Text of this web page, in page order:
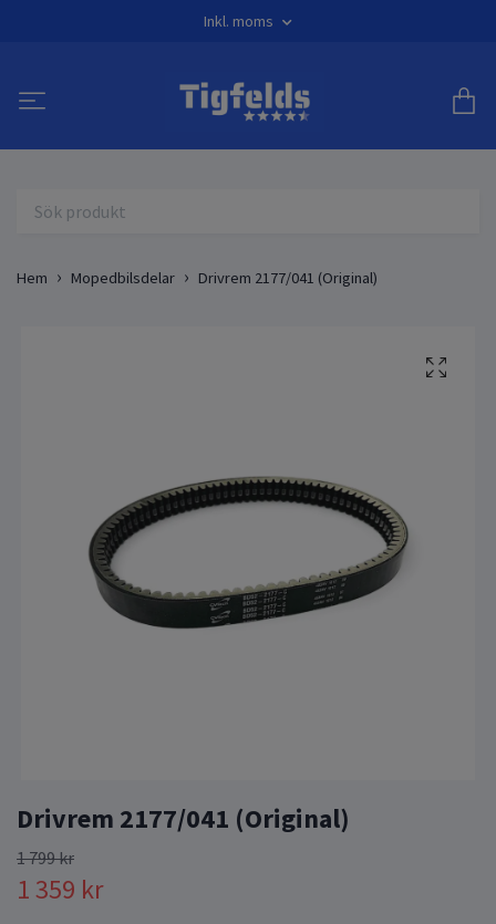
Inkl. moms
Hem Mopedbilsdelar Drivrem 2177/041 (Original)
Drivrem 2177/041 (Original)
1 799 kr
1 359 kr